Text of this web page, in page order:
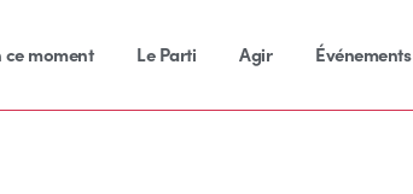
ce moment Le Parti Agir Événements